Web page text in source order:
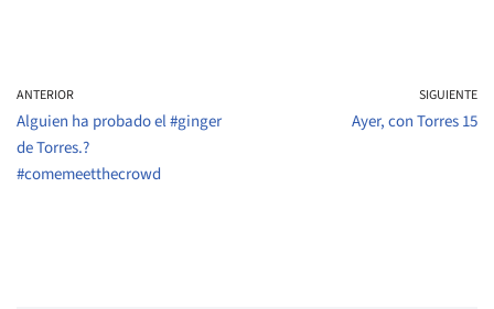
ANTERIOR
Alguien ha probado el #ginger
de Torres.?
#comemeetthecrowd
SIGUIENTE
Ayer, con Torres 15